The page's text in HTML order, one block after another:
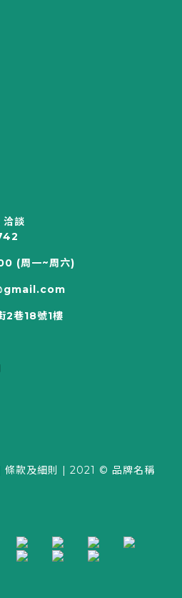
洽談
(周一~周六)
2巷18號1樓
條款及細則 | 2021 © 品牌名稱